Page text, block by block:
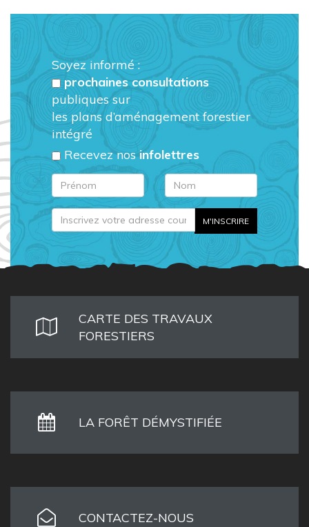
Soyez informé :
prochaines consultations
publiques sur
les plans d’aménagement forestier
intégré
Recevez nosinfolettres
CARTE DES TRAVAUX
FORESTIERS
LA FORÊT DÉMYSTIFIÉE
CONTACTEZ-NOUS